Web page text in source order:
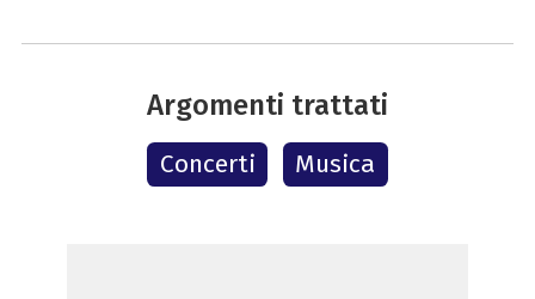
Argomenti trattati
Concerti Musica